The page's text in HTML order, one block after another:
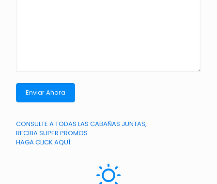
CONSULTE A TODAS LAS CABAÑAS JUNTAS,
RECIBA SUPER PROMOS.
HAGA CLICK AQUÍ